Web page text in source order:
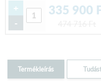
+
-
335 900
Termékleírás